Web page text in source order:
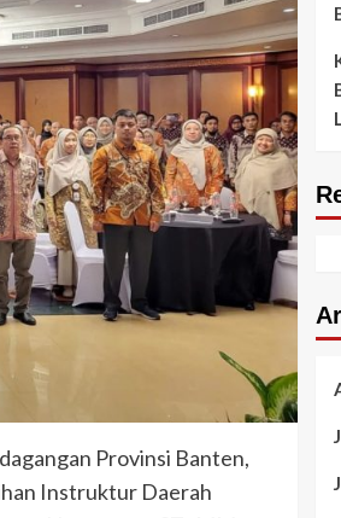
Provinsi Banten,
Instruktur Daerah